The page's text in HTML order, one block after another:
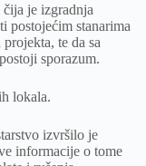
je izgradnja
postojećim stanarima
te da sa
sporazum.
lokala.
izvršilo je
informacije o tome